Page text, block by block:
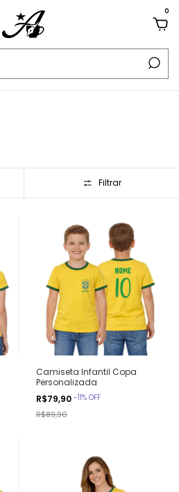
0
Filtrar
Camiseta Infantil Copa
Personalizada
R$79,90 -11% OFF
R$89,90